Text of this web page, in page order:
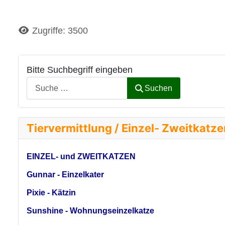
Bitte Suchbegriff eingeben
Suchen
Tiervermittlung / Einzel-
EINZEL- und ZWEITKATZEN
Gunnar - Einzelkater
Pixie - Kätzin
Sunshine - Wohnungseinzelkatze
DetailsZugriffe: 3500